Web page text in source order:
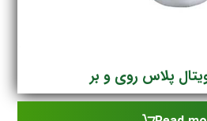
پلاس روی و بر